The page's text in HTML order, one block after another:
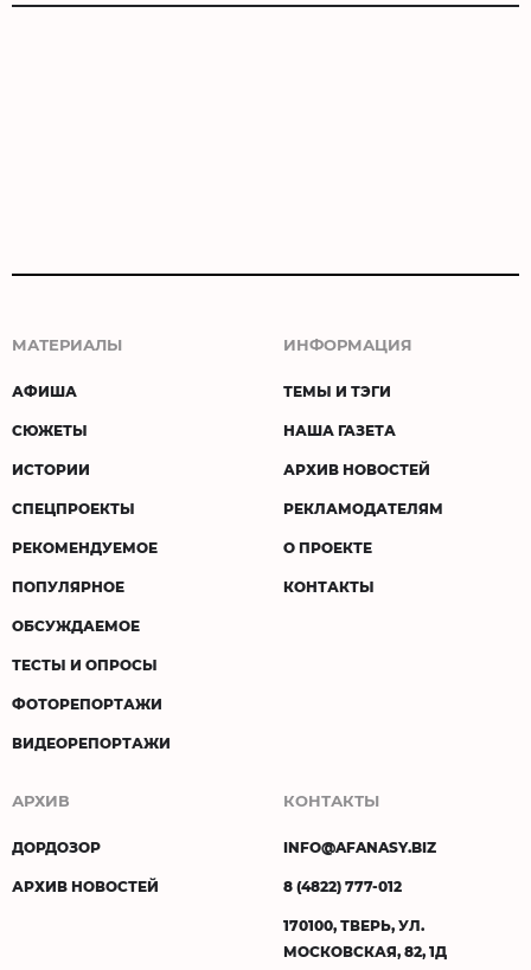
МАТЕРИАЛЫ
АФИША
СЮЖЕТЫ
ИСТОРИИ
СПЕЦПРОЕКТЫ
РЕКОМЕНДУЕМОЕ
ПОПУЛЯРНОЕ
ОБСУЖДАЕМОЕ
ТЕСТЫ И ОПРОСЫ
ФОТОРЕПОРТАЖИ
ВИДЕОРЕПОРТАЖИ
ИНФОРМАЦИЯ
ТЕМЫ И ТЭГИ
НАША ГАЗЕТА
АРХИВ НОВОСТЕЙ
РЕКЛАМОДАТЕЛЯМ
О ПРОЕКТЕ
КОНТАКТЫ
АРХИВ
ДОРДОЗОР
АРХИВ НОВОСТЕЙ
КОНТАКТЫ
INFO@AFANASY.BIZ
8 (4822) 777-012
170100, ТВЕРЬ, УЛ.
МОСКОВСКАЯ, 82, 1Д